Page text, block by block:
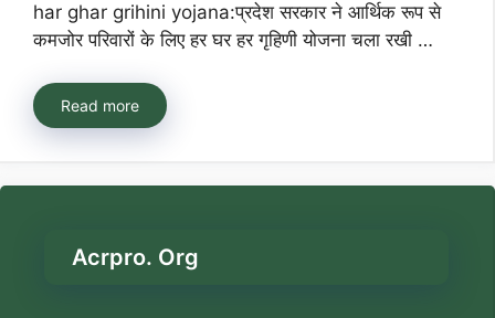
har ghar grihini yojana:प्रदेश सरकार ने आर्थिक रूप से
कमजोर परिवारों के लिए हर घर हर गृहिणी योजना चला रखी …
Read more
Acrpro. Org